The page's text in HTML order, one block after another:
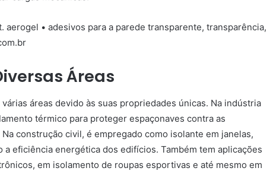
Áreas
áreas devido às suas propriedades únicas. Na indústria
térmico para proteger espaçonaves contra as
construção civil, é empregado como isolante em janelas,
a eficiência energética dos edifícios. Também tem aplicações
em isolamento de roupas esportivas e até mesmo em